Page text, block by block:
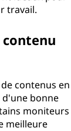
travail.
contenus en
d'une bonne
moniteurs
meilleure